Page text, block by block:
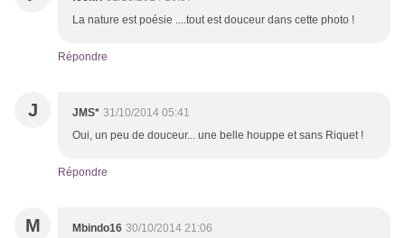
La nature est poésie ....tout est douceur dans cette photo !
Répondre
J JMS* 31/10/2014 05:41
Oui, un peu de douceur... une belle houppe et sans Riquet !
Répondre
M Mbindo16 30/10/2014 21:06